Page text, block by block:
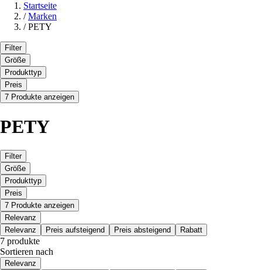
Startseite
/ Marken
/ PETY
Filter
Größe
Produkttyp
Preis
7 Produkte anzeigen
PETY
Filter
Größe
Produkttyp
Preis
7 Produkte anzeigen
Relevanz
Relevanz
Preis aufsteigend Preis absteigend Rabatt
7 produkte
Sortieren nach
Relevanz